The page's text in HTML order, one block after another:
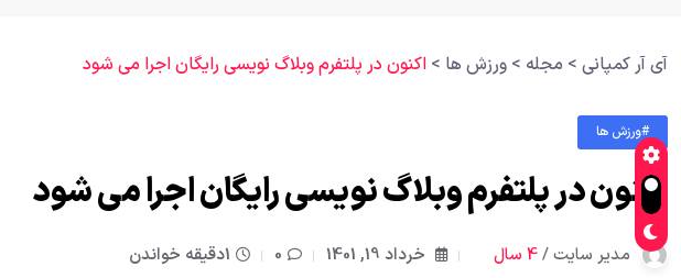
آی آر کمپانی > مجله > ورزش ها > اکنون در پلتفرم وبلاگ نویسی رایگان اجرا می شود
#ورزش ها
اکنون در پلتفرم وبلاگ نویسی رایگان اجرا می شود
مدیر سایت /4 سال خرداد 19, 1401 0 1دقیقه خواندن